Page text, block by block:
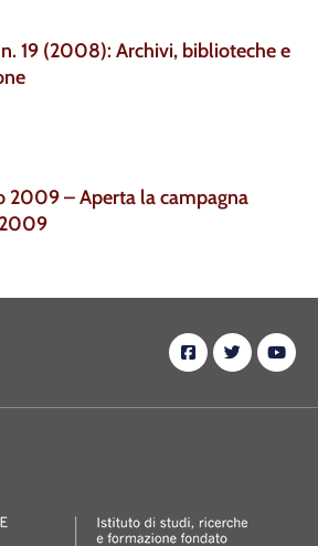
19 (2008): Archivi, biblioteche e
2009 – Aperta la campagna